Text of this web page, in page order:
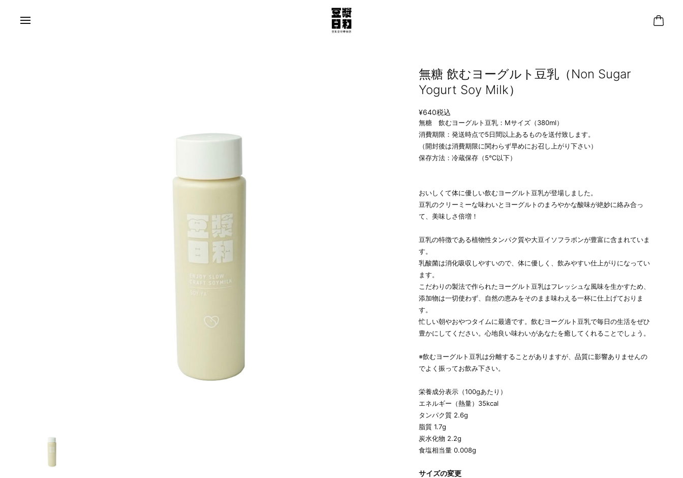
無糖 飲むヨーグルト豆乳（Non Sugar
Yogurt Soy Milk）
¥640税込
無糖 飲むヨーグルト豆乳：Mサイズ（380ml）
消費期限：発送時点で5日間以上あるものを送付致します。
（開封後は消費期限に関わらず早めにお召し上がり下さい）
保存方法：冷蔵保存（5℃以下）
おいしくて体に優しい飲むヨーグルト豆乳が登場しました。
豆乳のクリーミーな味わいとヨーグルトのまろやかな酸味が絶妙に絡み合っ
て、美味しさ倍増！
豆乳の特徴である植物性タンパク質や大豆イソフラボンが豊富に含まれていま
す。
乳酸菌は消化吸収しやすいので、体に優しく、飲みやすい仕上がりになってい
ます。
こだわりの製法で作られたヨーグルト豆乳はフレッシュな風味を生かすため、
添加物は一切使わず、自然の恵みをそのまま味わえる一杯に仕上げておりま
す。
忙しい朝やおやつタイムに最適です。飲むヨーグルト豆乳で毎日の生活をぜひ
豊かにしてください。心地良い味わいがあなたを癒してくれることでしょう。
※飲むヨーグルト豆乳は分離することがありますが、品質に影響ありませんの
でよく振ってお飲み下さい。
栄養成分表示（100gあたり）
エネルギー（熱量）35kcal
タンパク質 2.6g
脂質 1.7g
炭水化物 2.2g
食塩相当量 0.008g
サイズの変更